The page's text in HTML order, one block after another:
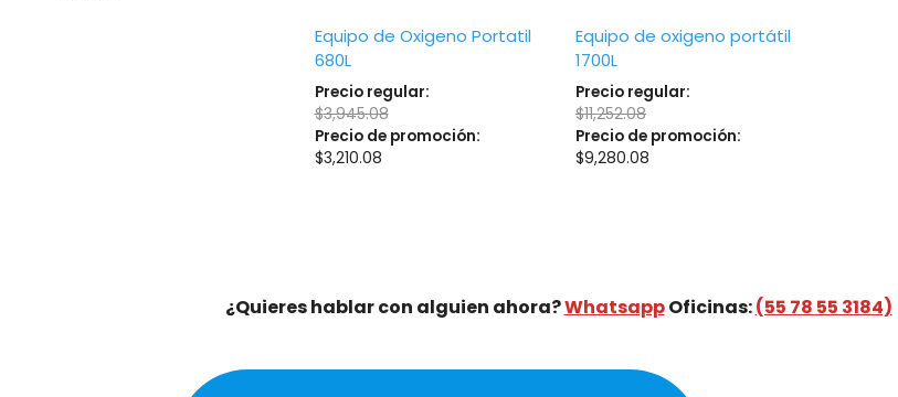
Equipo de Oxigeno Portatil
680L
Precio regular:
$3,945.08
Precio de promoción:
$3,210.08
Equipo de oxigeno portátil
1700L
Precio regular:
$11,252.08
Precio de promoción:
$9,280.08
¿Quieres hablar con alguien ahora?WhatsappOficinas:(55 78 55 3184)